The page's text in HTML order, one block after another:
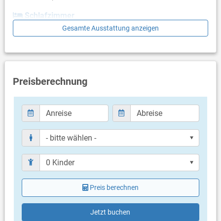
Schlafzimmer
Schlafzimmer mit 2 Einzelbetten
Schlafzimmer mit Doppelbett
Schlafzimmer mit 2 Einzelbetten
Badezimmer
Bad mit WC, Dusche
Bad mit WC, Dusche
Balkon & Terrasse
- keine Angaben -
Weitere Informationen
Grill vorhanden
Privater Parkplatz auf dem Grundstück
Haustier nicht erlaubt
Gesamte Ausstattung anzeigen
Preisberechnung
Preis berechnen
Jetzt buchen